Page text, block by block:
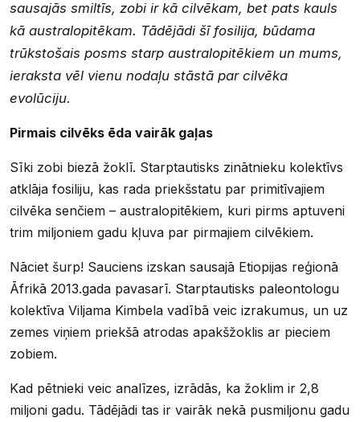
sausajās smiltīs, zobi ir kā cilvēkam, bet pats kauls
kā australopitēkam. Tādējādi šī fosilija, būdama
trūkstošais posms starp australopitēkiem un mums,
ieraksta vēl vienu nodaļu stāstā par cilvēka
evolūciju.
Pirmais cilvēks ēda vairāk gaļas
Sīki zobi biezā žoklī. Starptautisks zinātnieku kolektīvs
atklāja fosiliju, kas rada priekšstatu par primitīvajiem
cilvēka senčiem – australopitēkiem, kuri pirms aptuveni
trim miljoniem gadu kļuva par pirmajiem cilvēkiem.
Nāciet šurp! Sauciens izskan sausajā Etiopijas reģionā
Āfrikā 2013.gada pavasarī. Starptautisks paleontologu
kolektīva Viljama Kimbela vadībā veic izrakumus, un uz
zemes viņiem priekšā atrodas apakšžoklis ar pieciem
zobiem.
Kad pētnieki veic analīzes, izrādās, ka žoklim ir 2,8
miljoni gadu. Tādējādi tas ir vairāk nekā pusmiljonu gadu